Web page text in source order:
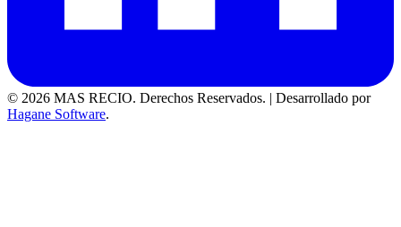
© 2026 MAS RECIO. Derechos Reservados. | Desarrollado por
Hagane Software.